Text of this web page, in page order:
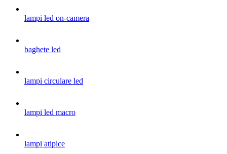
lampi led on-camera
baghete led
lampi circulare led
lampi led macro
lampi atipice